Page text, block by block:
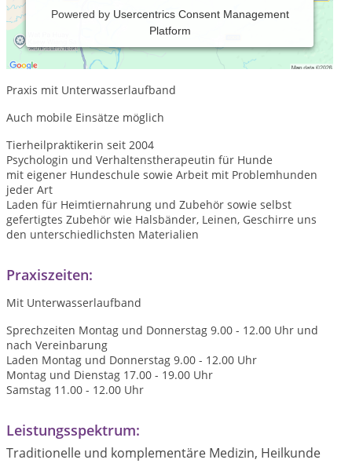
Powered by Usercentrics Consent Management
Platform
Tierheilpraxis
Physiotherapeutin und Osteopathin für Tiere
Praxis mit Unterwasserlaufband
Auch mobile Einsätze möglich
Tierheilpraktikerin seit 2004
Psychologin und Verhaltenstherapeutin für Hunde
mit eigener Hundeschule sowie Arbeit mit Problemhunden
jeder Art
Laden für Heimtiernahrung und Zubehör sowie selbst
gefertigtes Zubehör wie Halsbänder, Leinen, Geschirre uns
den unterschiedlichsten Materialien
Praxiszeiten:
Mit Unterwasserlaufband
Sprechzeiten Montag und Donnerstag 9.00 - 12.00 Uhr und
nach Vereinbarung
Laden Montag und Donnerstag 9.00 - 12.00 Uhr
Montag und Dienstag 17.00 - 19.00 Uhr
Samstag 11.00 - 12.00 Uhr
Leistungsspektrum:
Traditionelle und komplementäre Medizin, Heilkunde